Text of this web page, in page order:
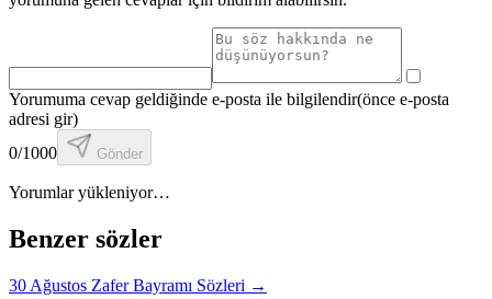
Yorumuma cevap geldiğinde e-posta ile bilgilendir(önce e-posta
adresi gir)
0/1000 Gönder
Yorumlar yükleniyor…
Benzer sözler
30 Ağustos Zafer Bayramı Sözleri →